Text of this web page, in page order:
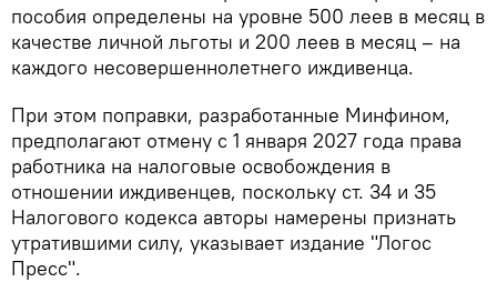
пособия определены на уровне 500 леев в месяц в
качестве личной льготы и 200 леев в месяц – на
каждого несовершеннолетнего иждивенца.
При этом поправки, разработанные Минфином,
предполагают отмену с 1 января 2027 года права
работника на налоговые освобождения в
отношении иждивенцев, поскольку ст. 34 и 35
Налогового кодекса авторы намерены признать
утратившими силу, указывает издание "Логос
Пресс".